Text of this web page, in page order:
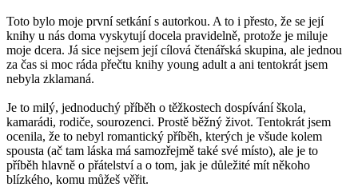
Toto bylo moje první setkání s autorkou. A to i přesto, že se její
knihy u nás doma vyskytují docela pravidelně, protože je miluje
moje dcera. Já sice nejsem její cílová čtenářská skupina, ale jednou
za čas si moc ráda přečtu knihy young adult a ani tentokrát jsem
nebyla zklamaná.
Je to milý, jednoduchý příběh o těžkostech dospívání škola,
kamarádi, rodiče, sourozenci. Prostě běžný život. Tentokrát jsem
ocenila, že to nebyl romantický příběh, kterých je všude kolem
spousta (ač tam láska má samozřejmě také své místo), ale je to
příběh hlavně o přátelství a o tom, jak je důležité mít někoho
blízkého, komu můžeš věřit.